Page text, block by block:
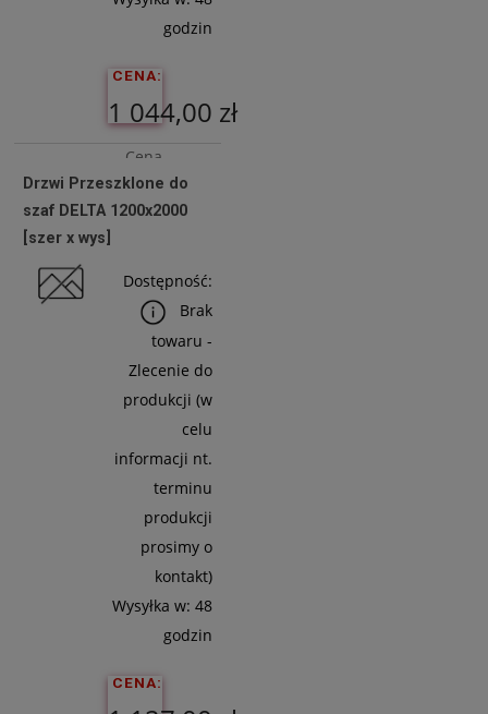
godzin
CENA:
1 044,00 zł
Cena
netto:
848,78 zł
Do
Koszyka
Drzwi Przeszklone do
szaf DELTA 1200x2000
[szer x wys]
Dostępność:
Brak
towaru -
Zlecenie do
produkcji (w
celu
informacji nt.
terminu
produkcji
prosimy o
kontakt)
Wysyłka w: 48
godzin
CENA: